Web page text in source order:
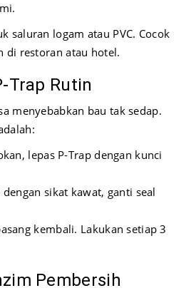
saluran logam atau PVC. Cocok
di restoran atau hotel.
Trap Rutin
menyebabkan bau tak sedap.
lepas P-Trap dengan kunci
sikat kawat, ganti seal
kembali. Lakukan setiap 3
Pembersih